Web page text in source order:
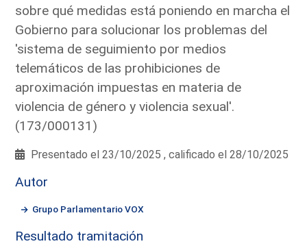
sobre qué medidas está poniendo en marcha el
Gobierno para solucionar los problemas del
'sistema de seguimiento por medios
telemáticos de las prohibiciones de
aproximación impuestas en materia de
violencia de género y violencia sexual'.
(173/000131)
Presentado el 23/10/2025 , calificado el 28/10/2025
Autor
Grupo Parlamentario VOX
Resultado tramitación